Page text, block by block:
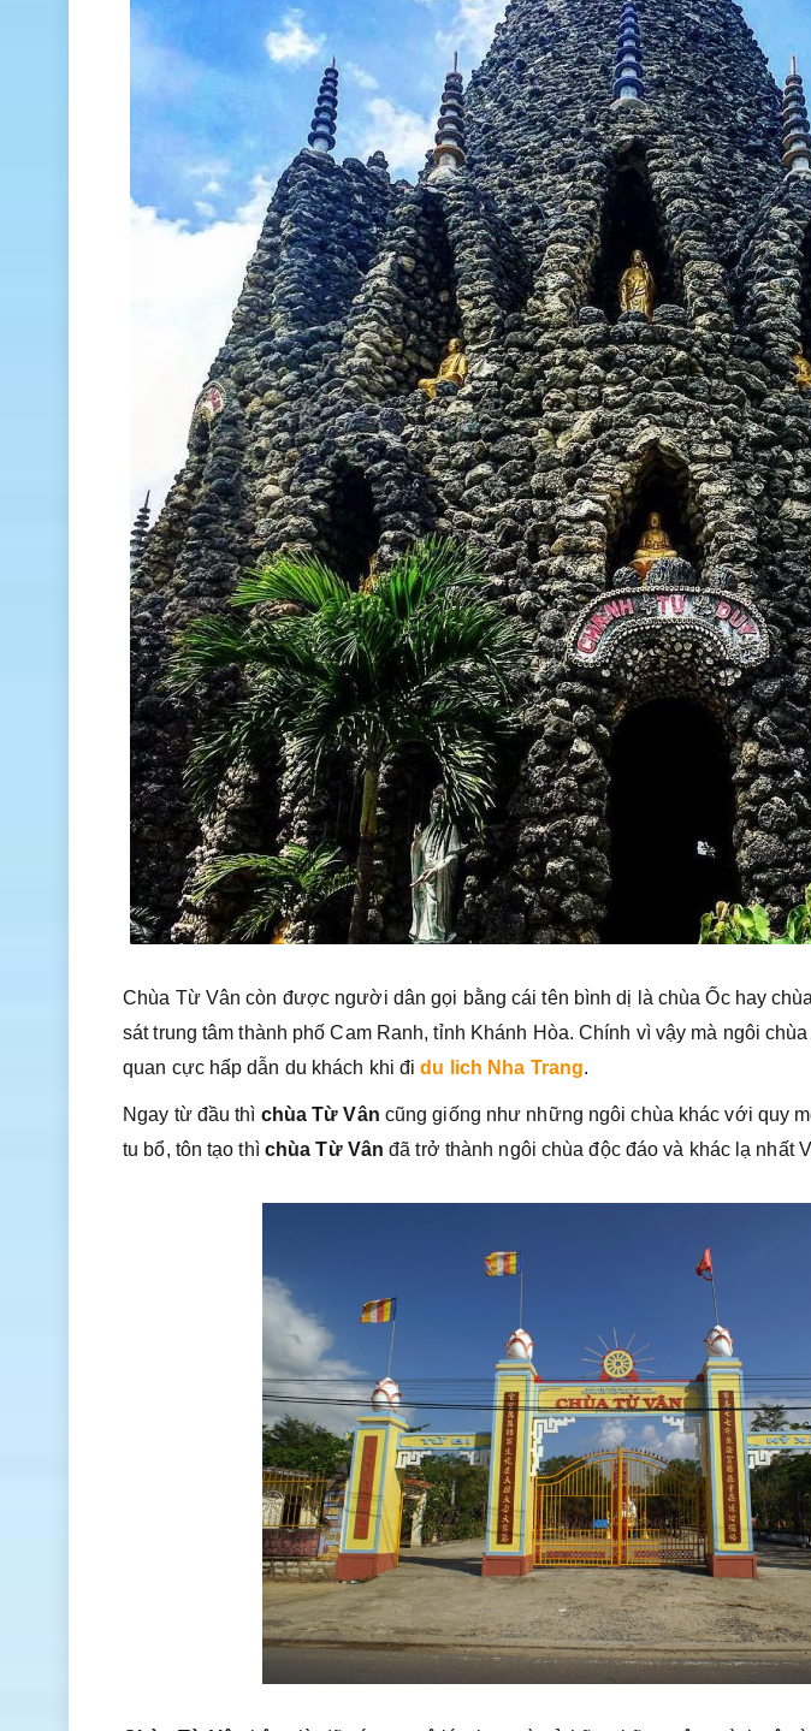
Chùa Từ Vân còn được người dân gọi bằng cái tên bình dị là chùa Ốc hay
sát trung tâm thành phố Cam Ranh, tỉnh Khánh Hòa. Chính vì vậy mà ngôi
quan cực hấp dẫn du khách khi đidu lich Nha Trang.
Ngay từ đầu thì chùa Từ Vân cũng giống như những ngôi chùa khác với quy
tu bổ, tôn tạo thì chùa Từ Vân đã trở thành ngôi chùa độc đáo và khác lạ nhất